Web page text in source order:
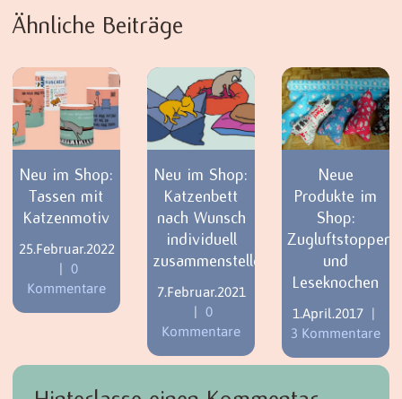
Ähnliche Beiträge
Neu im Shop:
Tassen mit
Katzenmotiv
25.Februar.2022
0
Kommentare
Neu im Shop:
Katzenbett
nach Wunsch
individuell
zusammenstellen
7.Februar.2021
0
Kommentare
Neue
Produkte im
Shop:
Zugluftstopper
und
Leseknochen
1.April.2017
3 Kommentare